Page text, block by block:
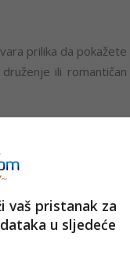
prilika da pokažete
ili romantičan
Moguće su manje
za partnerove
vaš pristanak za
u sljedeće